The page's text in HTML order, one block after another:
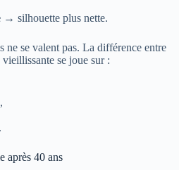
→ silhouette plus nette.
ne se valent pas. La différence entre
se joue sur :
après 40 ans